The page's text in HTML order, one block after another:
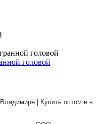
головой
| Купить оптом и в